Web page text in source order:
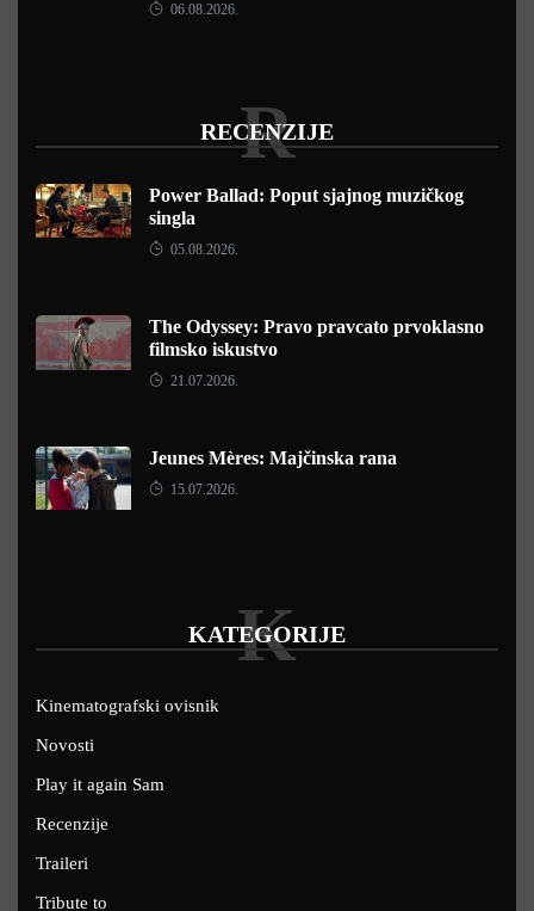
06.08.2026.
RECENZIJE
R
Power Ballad: Poput sjajnog muzičkog
singla
05.08.2026.
The Odyssey: Pravo pravcato prvoklasno
filmsko iskustvo
21.07.2026.
Jeunes Mères: Majčinska rana
15.07.2026.
KATEGORIJE
K
Kinematografski ovisnik
Novosti
Play it again Sam
Recenzije
Traileri
Tribute to